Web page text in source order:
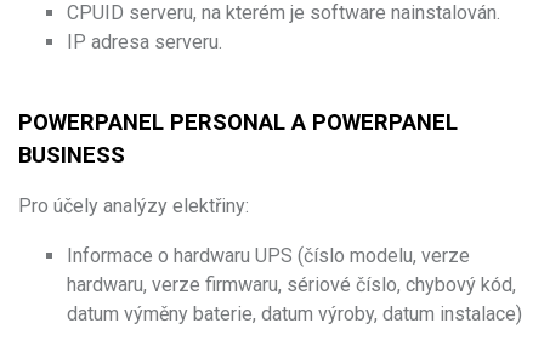
CPUID serveru, na kterém je software nainstalován.
IP adresa serveru.
POWERPANEL PERSONAL A POWERPANEL
BUSINESS
Pro účely analýzy elektřiny:
Informace o hardwaru UPS (číslo modelu, verze
hardwaru, verze firmwaru, sériové číslo, chybový kód,
datum výměny baterie, datum výroby, datum instalace)